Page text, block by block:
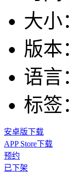
大小：
版本：
语言：
标签：
安卓版下载
APP Store下载
预约
已下架